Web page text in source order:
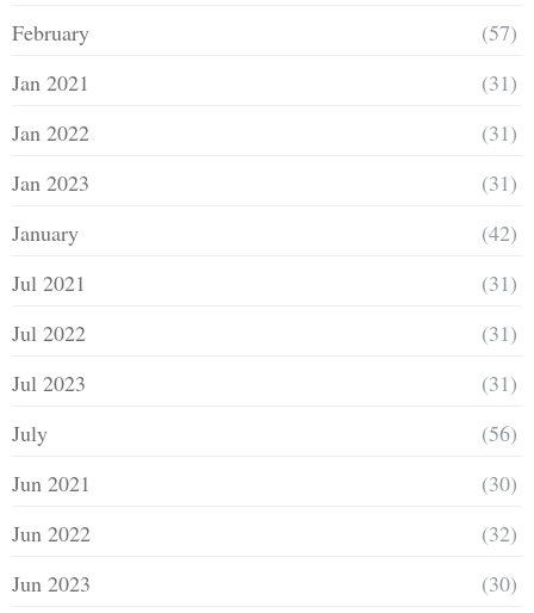
February
(57)
Jan 2021
(31)
Jan 2022
(31)
Jan 2023
(31)
January
(42)
Jul 2021
(31)
Jul 2022
(31)
Jul 2023
(31)
July
(56)
Jun 2021
(30)
Jun 2022
(32)
Jun 2023
(30)